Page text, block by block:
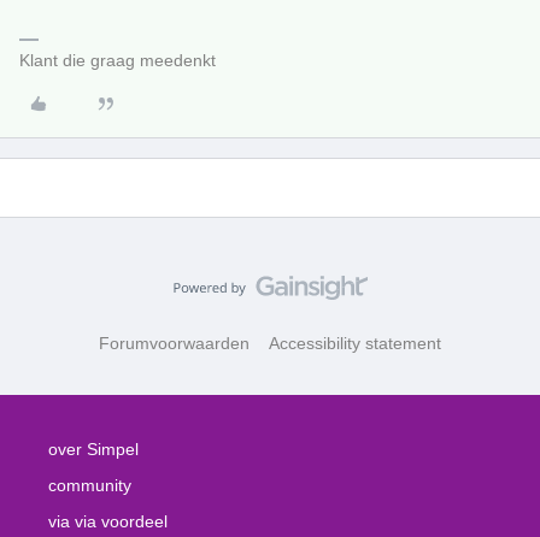
Klant die graag meedenkt
Forumvoorwaarden Accessibility statement
over Simpel
community
via via voordeel